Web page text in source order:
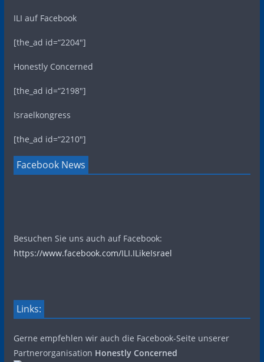
ILI auf Facebook
[the_ad id=“2204″]
Honestly Concerned
[the_ad id=“2198″]
Israelkongress
[the_ad id=“2210″]
Facebook News
Besuchen Sie uns auch auf Facebook:
https://www.facebook.com/ILI.ILikeIsrael
Links:
Gerne empfehlen wir auch die Facebook-Seite unserer
Partnerorganisation Honestly Concerned